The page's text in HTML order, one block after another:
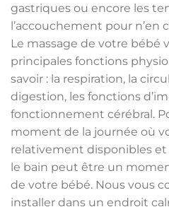
gastriques ou encore les
l’accouchement pour n’en
Le massage de votre bébé
principales fonctions
savoir : la respiration, la
digestion, les fonctions
fonctionnement cérébral.
moment de la journée où
relativement disponibles et
le bain peut être un
de votre bébé. Nous vous
installer dans un endroit